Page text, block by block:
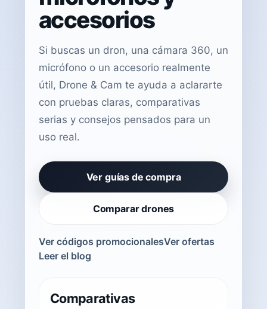
accesorios
Si buscas un dron, una cámara 360, un
micrófono o un accesorio realmente
útil, Drone & Cam te ayuda a aclararte
con pruebas claras, comparativas
serias y consejos pensados para un
uso real.
Ver guías de compra
Comparar drones
Ver códigos promocionalesVer ofertas
Leer el blog
Comparativas